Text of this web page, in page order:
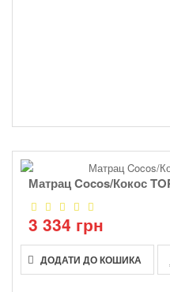
Матрац Cocos/Кокос
3 334 грн
ДОДАТИ ДО КОШИКА